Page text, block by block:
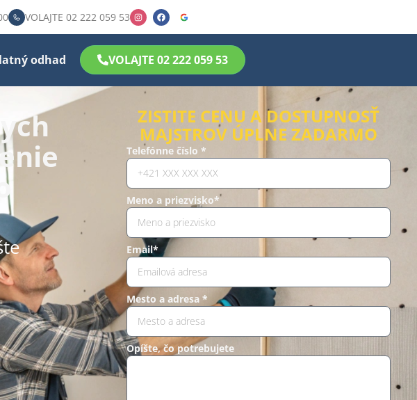
VOLAJTE 02 222 059 53
odhad VOLAJTE 02 222 059 53
ZISTITE CENU A DOSTUPNOSŤ
MAJSTROV ÚPLNE ZADARMO
Telefónne číslo *
Meno a priezvisko*
Email*
Mesto a adresa *
Opíšte, čo potrebujete